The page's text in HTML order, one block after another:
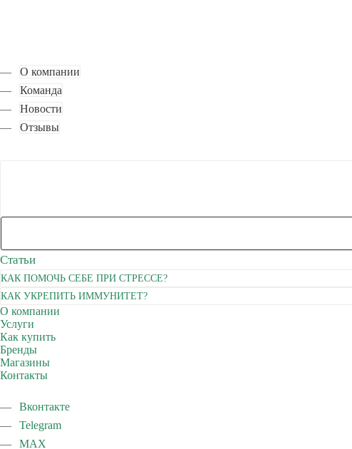
О компании
Команда
Новости
Отзывы
Статьи
КАК ПОМОЧЬ СЕБЕ ПРИ СТРЕССЕ?
КАК УКРЕПИТЬ ИММУНИТЕТ?
О компании
Услуги
Как купить
Бренды
Магазины
Контакты
Вконтакте
Telegram
MAX